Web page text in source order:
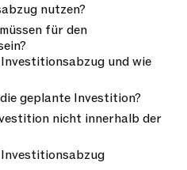
nutzen?
für den
und wie
geplante Investition?
nicht innerhalb der
Investitionsabzug